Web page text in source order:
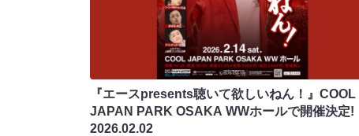
『エースpresents聴いて欲しいねん！』COOL
JAPAN PARK OSAKA WWホールで開催決定!
2026.02.02